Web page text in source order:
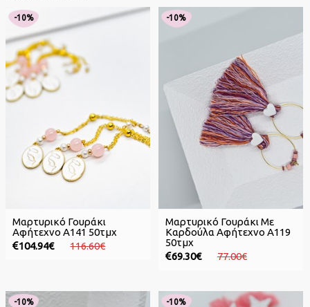
-10%
Μαρτυρικό Γουράκι
Αφήτεχνο Α141 50τμχ
104.94€
116.60€
-10%
Μαρτυρικό Γουράκι Με
Καρδούλα Αφήτεχνο Α119
50τμχ
69.30€
77.00€
-10% -10%